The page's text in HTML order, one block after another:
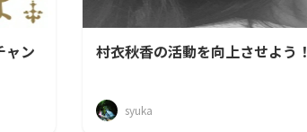
ャン
村衣秋香の活動を向上させよう！
syuka